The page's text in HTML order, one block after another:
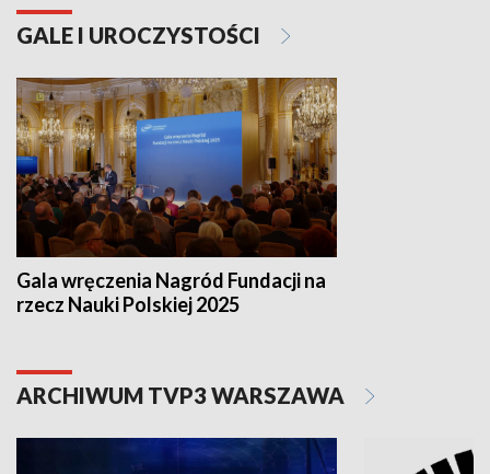
GALE I UROCZYSTOŚCI
Gala wręczenia Nagród Fundacji na
rzecz Nauki Polskiej 2025
ARCHIWUM TVP3 WARSZAWA